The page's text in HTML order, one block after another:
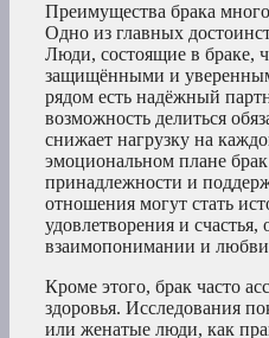
Преимущества брака
Одно из главных
Люди, состоящие в браке,
защищёнными и
рядом есть надёжный
возможность делиться
снижает нагрузку на
эмоциональном плане брак
принадлежности и
отношения могут стать
удовлетворения и
взаимопонимании и
Кроме этого, брак часто
здоровья. Исследования
или женатые люди, как